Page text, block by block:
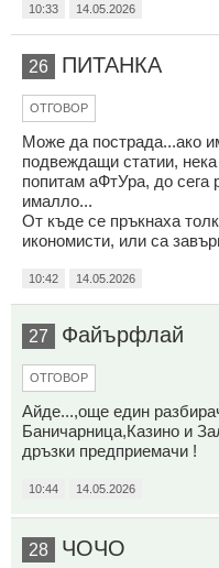
10:33 14.05.2026
26 ПИТАНКА
ОТГОВОР
Може да пострада...ако
подвеждащи статии,
попитам аФтУра, до сега
ималло...
От къде се пръкнаха
икономисти, или са
10:42 14.05.2026
27 Файърфлай
ОТГОВОР
Айде...,още един
Баничарница,Казино и
дръзки предприемачи !
10:44 14.05.2026
28 ЧОЧО